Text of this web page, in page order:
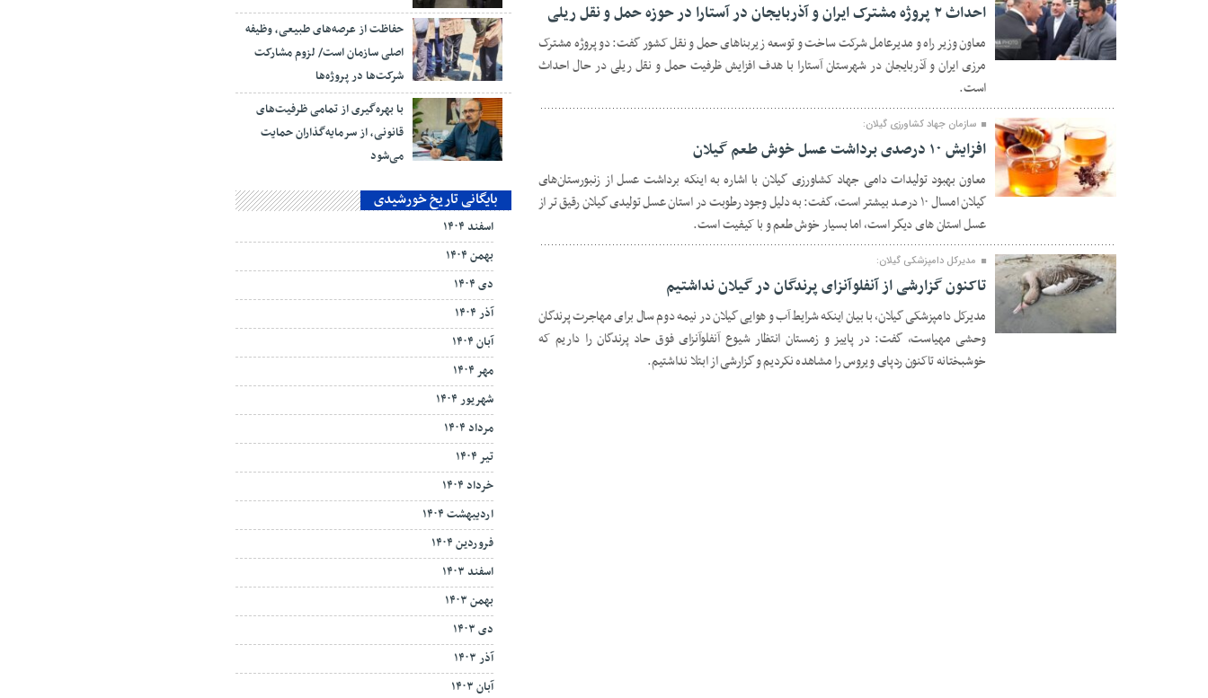
۲۰ مهر ۱۴۰۱
احداث ۲ پروژه مشترک ایران و آذربایجان در آستارا در حوزه حمل و نقل ریلی
معاون وزیر راه و مدیرعامل شرکت ساخت و توسعه زیربناهای حمل و نقل کشور گفت: دو پروژه مشترک
مرزی ایران و آذربایجان در شهرستان آستارا با هدف افزایش ظرفیت حمل و نقل ریلی در حال احداث
است.
۲۰ مهر ۱۴۰۱
سازمان جهاد کشاورزی گیلان:
افزایش ۱۰ درصدی برداشت عسل خوش طعم گیلان
معاون بهبود تولیدات دامی جهاد کشاورزی گیلان با اشاره به اینکه برداشت عسل از زنبورستان‌های
گیلان امسال ۱۰ درصد بیشتر است، گفت: به دلیل وجود رطوبت در استان عسل تولیدی گیلان رقیق تر از
عسل استان های دیگر است، اما بسیار خوش طعم و با کیفیت است.
۲۰ مهر ۱۴۰۱
مدیرکل دامپزشکی گیلان:
تاکنون گزارشی از آنفلوآنزای پرندگان در گیلان نداشتیم
مدیرکل دامپزشکی گیلان، با بیان اینکه شرایط آب و هوایی گیلان در نیمه دوم سال برای مهاجرت پرندگان
وحشی مهیاست، گفت: در پاییز و زمستان انتظار شیوع آنفلوآنزای فوق حاد پرندگان را داریم که
خوشبختانه تاکنون ردپای ویروس را مشاهده نکردیم و گزارشی از ابتلا نداشتیم.
حفاظت از عرصه‌های طبیعی، وظیفه
اصلی سازمان است/ لزوم مشارکت
شرکت‌ها در پروژه‌ها
با بهره‌گیری از تمامی ظرفیت‌های
قانونی، از سرمایه‌گذاران حمایت
می‌شود
بایگانی تاریخ خورشیدی
اسفند ۱۴۰۴
بهمن ۱۴۰۴
دی ۱۴۰۴
آذر ۱۴۰۴
آبان ۱۴۰۴
مهر ۱۴۰۴
شهریور ۱۴۰۴
مرداد ۱۴۰۴
تیر ۱۴۰۴
خرداد ۱۴۰۴
اردیبهشت ۱۴۰۴
فروردین ۱۴۰۴
اسفند ۱۴۰۳
بهمن ۱۴۰۳
دی ۱۴۰۳
آذر ۱۴۰۳
آبان ۱۴۰۳